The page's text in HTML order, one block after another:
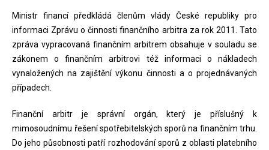
Ministr financí předkládá členům vlády České republiky pro
informaci Zprávu o činnosti finančního arbitra za rok 2011. Tato
zpráva vypracovaná finančním arbitrem obsahuje v souladu se
zákonem o finančním arbitrovi též informaci o nákladech
vynaložených na zajištění výkonu činnosti a o projednávaných
případech.
Finanční arbitr je správní orgán, který je příslušný k
mimosoudnímu řešení spotřebitelských sporů na finančním trhu.
Do jeho působnosti patří rozhodování sporů z oblasti platebního